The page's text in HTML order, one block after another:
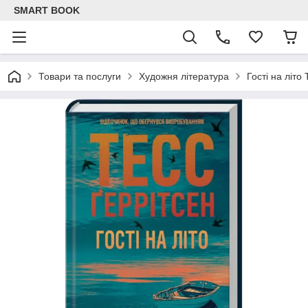
SMART BOOK
Товари та послуги Художня література Гості на літо